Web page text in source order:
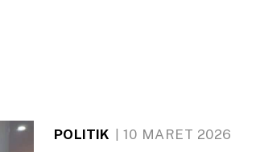
POLITIK 10 MARET 2026